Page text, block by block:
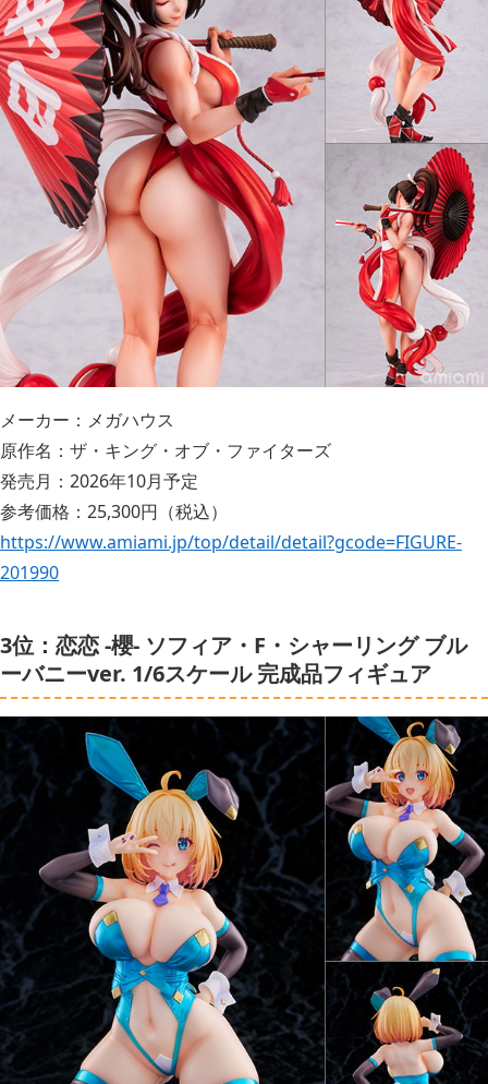
メーカー：メガハウス
原作名：ザ・キング・オブ・ファイターズ
発売月：2026年10月予定
参考価格：25,300円（税込）
https://www.amiami.jp/top/detail/detail?gcode=FIGURE-
201990
3位：恋恋 -櫻- ソフィア・F・シャーリング ブル
ーバニーver. 1/6スケール 完成品フィギュア